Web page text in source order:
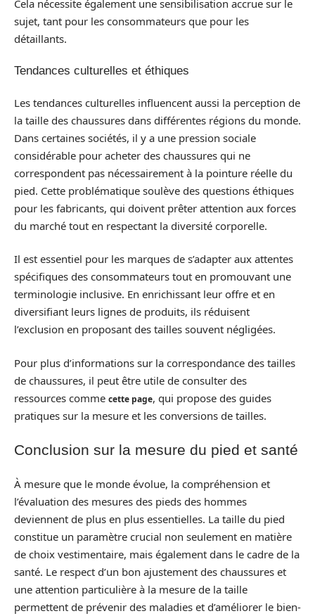
Cela nécessite également une sensibilisation accrue sur le
sujet, tant pour les consommateurs que pour les
détaillants.
Tendances culturelles et éthiques
Les tendances culturelles influencent aussi la perception de
la taille des chaussures dans différentes régions du monde.
Dans certaines sociétés, il y a une pression sociale
considérable pour acheter des chaussures qui ne
correspondent pas nécessairement à la pointure réelle du
pied. Cette problématique soulève des questions éthiques
pour les fabricants, qui doivent prêter attention aux forces
du marché tout en respectant la diversité corporelle.
Il est essentiel pour les marques de s’adapter aux attentes
spécifiques des consommateurs tout en promouvant une
terminologie inclusive. En enrichissant leur offre et en
diversifiant leurs lignes de produits, ils réduisent
l’exclusion en proposant des tailles souvent négligées.
Pour plus d’informations sur la correspondance des tailles
de chaussures, il peut être utile de consulter des
ressources comme cette page, qui propose des guides
pratiques sur la mesure et les conversions de tailles.
Conclusion sur la mesure du pied et santé
À mesure que le monde évolue, la compréhension et
l’évaluation des mesures des pieds des hommes
deviennent de plus en plus essentielles. La taille du pied
constitue un paramètre crucial non seulement en matière
de choix vestimentaire, mais également dans le cadre de la
santé. Le respect d’un bon ajustement des chaussures et
une attention particulière à la mesure de la taille
permettent de prévenir des maladies et d’améliorer le bien-